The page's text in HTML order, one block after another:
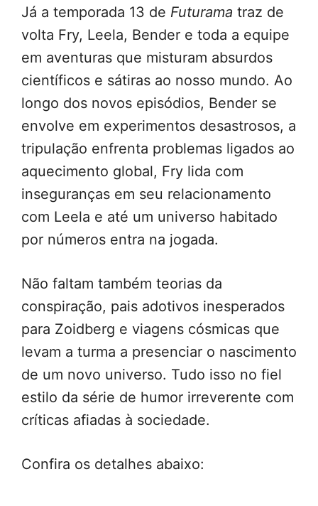
Já a temporada 13 de Futurama traz de
volta Fry, Leela, Bender e toda a equipe
em aventuras que misturam absurdos
científicos e sátiras ao nosso mundo. Ao
longo dos novos episódios, Bender se
envolve em experimentos desastrosos, a
tripulação enfrenta problemas ligados ao
aquecimento global, Fry lida com
inseguranças em seu relacionamento
com Leela e até um universo habitado
por números entra na jogada.
Não faltam também teorias da
conspiração, pais adotivos inesperados
para Zoidberg e viagens cósmicas que
levam a turma a presenciar o nascimento
de um novo universo. Tudo isso no fiel
estilo da série de humor irreverente com
críticas afiadas à sociedade.
Confira os detalhes abaixo: